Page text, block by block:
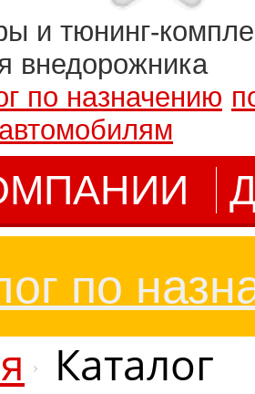
и тюнинг-
внедорожника
по назначению
автомобилям
по
Каталог